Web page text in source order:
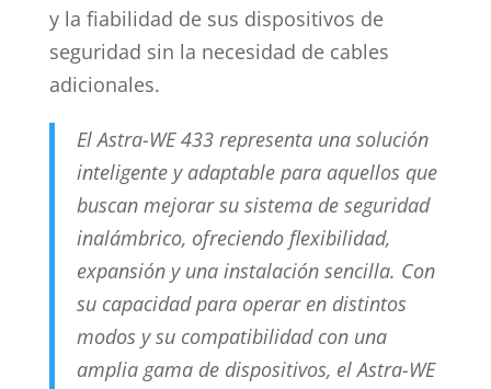
y la fiabilidad de sus dispositivos de
seguridad sin la necesidad de cables
adicionales.
El Astra-WE 433 representa una solución
inteligente y adaptable para aquellos que
buscan mejorar su sistema de seguridad
inalámbrico, ofreciendo flexibilidad,
expansión y una instalación sencilla. Con
su capacidad para operar en distintos
modos y su compatibilidad con una
amplia gama de dispositivos, el Astra-WE